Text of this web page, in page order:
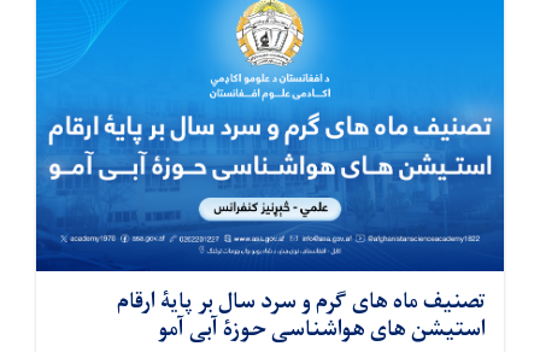
تصنیف ماه های گرم و سرد سال بر پایۀ ارقام
استیشن های هواشناسی حوزۀ آبی آمو